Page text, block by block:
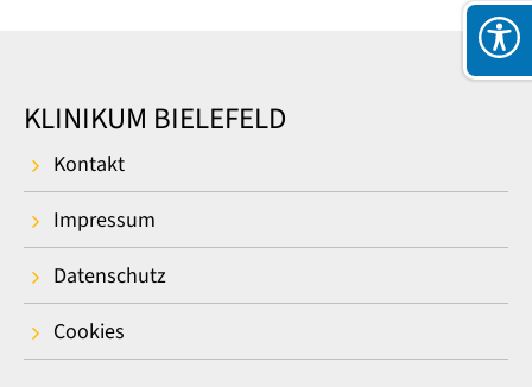
KLINIKUM BIELEFELD
Kontakt
Impressum
Datenschutz
Cookies